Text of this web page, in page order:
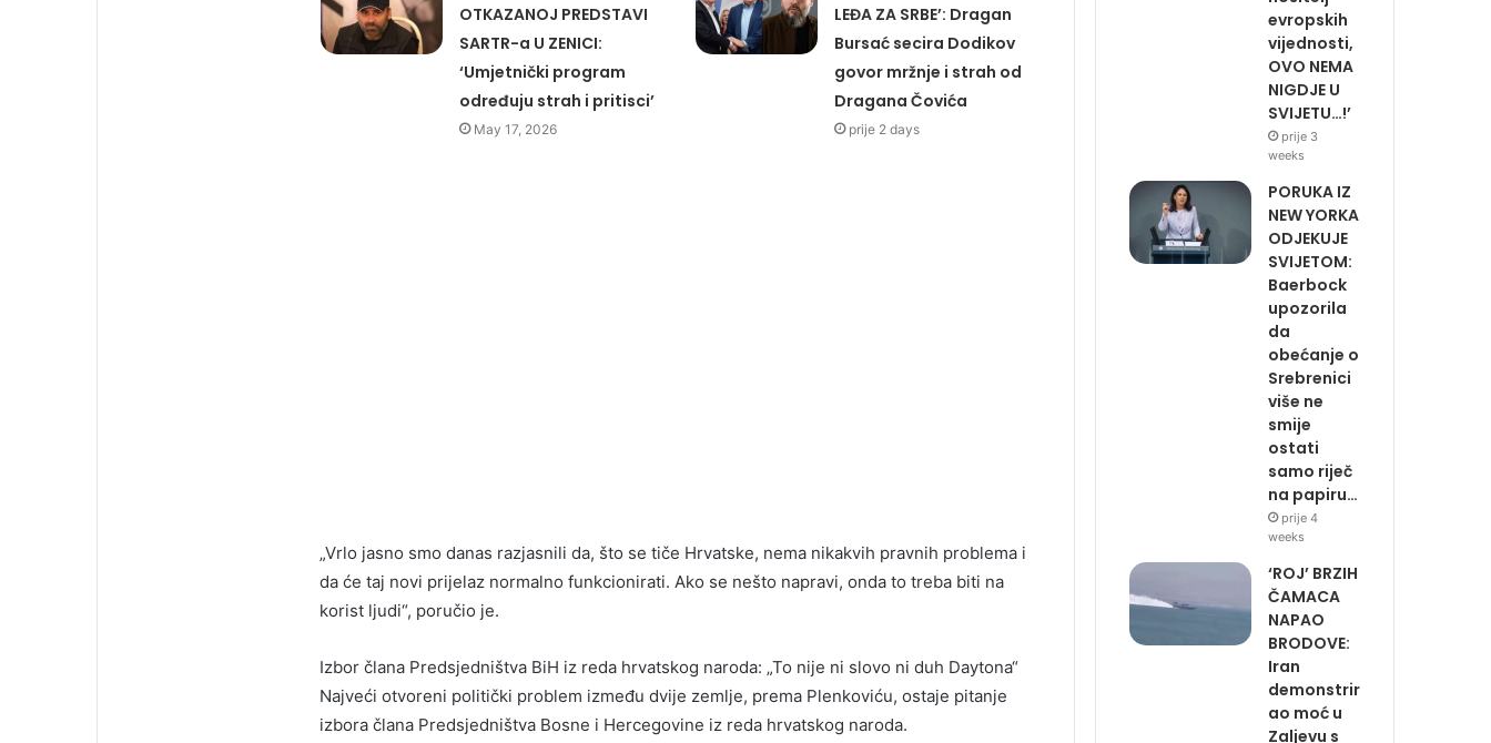
OTKAZANOJ PREDSTAVI
SARTR-a U ZENICI:
‘Umjetnički program
određuju strah i pritisci’
May 17, 2026
LEĐA ZA SRBE’: Dragan
Bursać secira Dodikov
govor mržnje i strah od
Dragana Čovića
prije 2 days
„Vrlo jasno smo danas razjasnili da, što se tiče Hrvatske, nema nikakvih pravnih problema i
da će taj novi prijelaz normalno funkcionirati. Ako se nešto napravi, onda to treba biti na
korist ljudi“, poručio je.
Izbor člana Predsjedništva BiH iz reda hrvatskog naroda: „To nije ni slovo ni duh Daytona“
Najveći otvoreni politički problem između dvije zemlje, prema Plenkoviću, ostaje pitanje
izbora člana Predsjedništva Bosne i Hercegovine iz reda hrvatskog naroda.
evropskih
vijednosti,
OVO NEMA
NIGDJE U
SVIJETU…!’
prije 3
weeks
PORUKA IZ
NEW YORKA
ODJEKUJE
SVIJETOM:
Baerbock
upozorila
da
obećanje o
Srebrenici
više ne
smije
ostati
samo riječ
na papiru…
prije 4
weeks
‘ROJ’ BRZIH
ČAMACA
NAPAO
BRODOVE:
Iran
demonstrir
ao moć u
Zaljevu s